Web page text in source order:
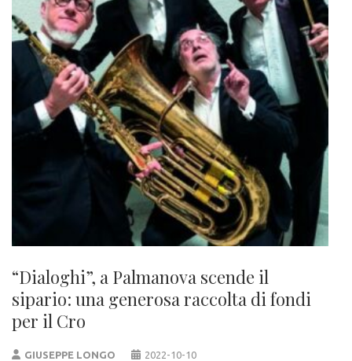
“Dialoghi”, a Palmanova scende il
sipario: una generosa raccolta di fondi
per il Cro
GIUSEPPE LONGO 2022-10-10